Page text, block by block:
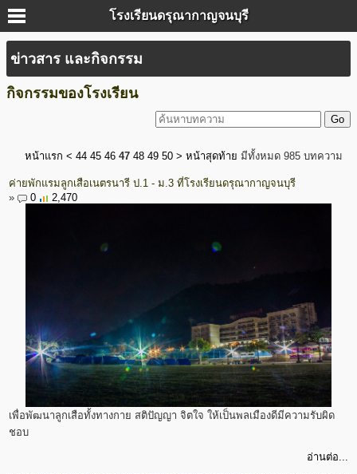
โรงเรียนดรุณากาญจนบุรี
ข่าวสาร และกิจกรรม
กิจกรรมของโรงเรียน
หน้าแรก < 44 45 46 47 48 49 50 > หน้าสุดท้าย มีทั้งหมด 985 บทความ
ค่ายพักแรมลูกเสือเนตรนารี ป.1 - ม.3 ที่โรงเรียนดรุณากาญจนบุรี
»
0 2,470
เพื่อพัฒนาลูกเสือทั้งทางกาย สติปัญญา จิตใจ ให้เป็นพลเมืองดีมีความรับผิด
ชอบ
อ่านต่อ...